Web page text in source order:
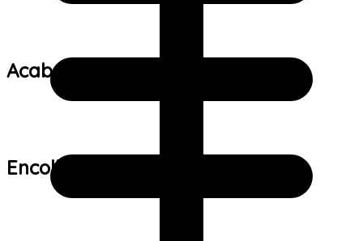
Acabamento:
Encolhimento: